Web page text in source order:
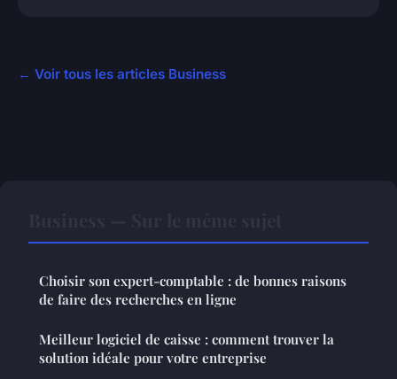
← Voir tous les articles Business
Choisir son expert-comptable : de bonnes raisons
de faire des recherches en ligne
Meilleur logiciel de caisse : comment trouver la
solution idéale pour votre entreprise